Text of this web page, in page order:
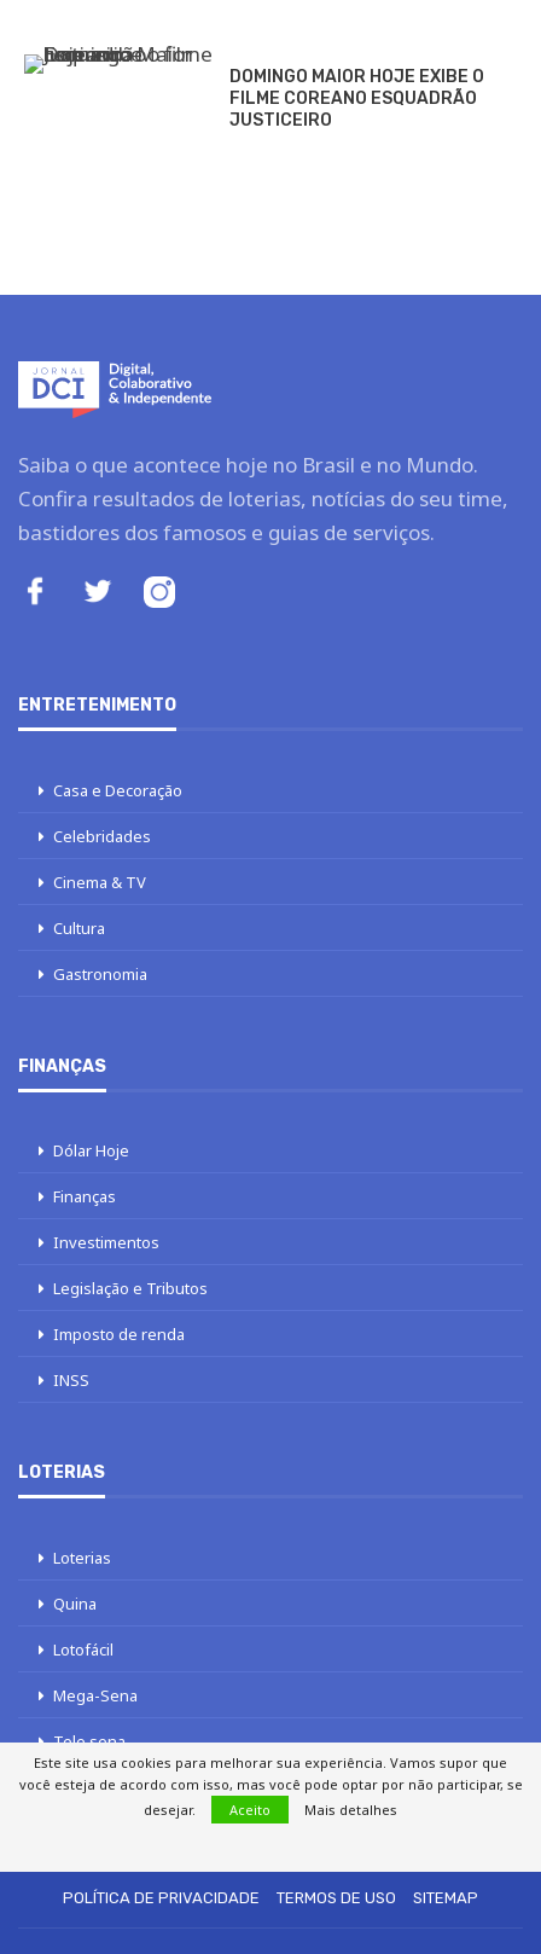
DOMINGO MAIOR HOJE EXIBE O
FILME COREANO ESQUADRÃO
JUSTICEIRO
Saiba o que acontece hoje no Brasil e no Mundo.
Confira resultados de loterias, notícias do seu time,
bastidores dos famosos e guias de serviços.
ENTRETENIMENTO
Casa e Decoração
Celebridades
Cinema & TV
Cultura
Gastronomia
FINANÇAS
Dólar Hoje
Finanças
Investimentos
Legislação e Tributos
Imposto de renda
INSS
LOTERIAS
Loterias
Quina
Lotofácil
Mega-Sena
Tele sena
POLÍTICA DE PRIVACIDADE
TERMOS DE USO SITEMAP
Este site usa cookies para melhorar sua experiência. Vamos supor que
você esteja de acordo com isso, mas você pode optar por não participar, se
desejar.
Aceito Mais detalhes